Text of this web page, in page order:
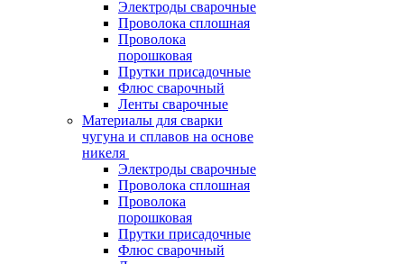
Электроды сварочные
Проволока сплошная
Проволока
порошковая
Прутки присадочные
Флюс сварочный
Ленты сварочные
Материалы для сварки
чугуна и сплавов на основе
никеля
Электроды сварочные
Проволока сплошная
Проволока
порошковая
Прутки присадочные
Флюс сварочный